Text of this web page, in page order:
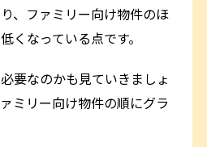
、ファミリー向け物件のほ
くなっている点です。
要なのかも見ていきましょ
ミリー向け物件の順にグラ